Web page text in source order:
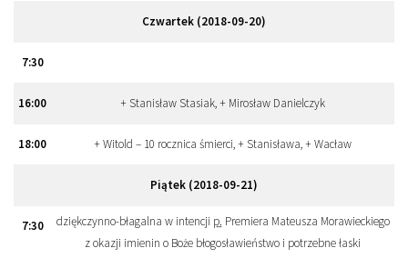
Czwartek (2018-09-20)
7:30
16:00 + Stanisław Stasiak, + Mirosław Danielczyk
18:00 + Witold – 10 rocznica śmierci, + Stanisława, + Wacław
Piątek (2018-09-21)
7:30 dziękczynno-błagalna w intencji p. Premiera Mateusza Morawieckiego
z okazji imienin o Boże błogosławieństwo i potrzebne łaski